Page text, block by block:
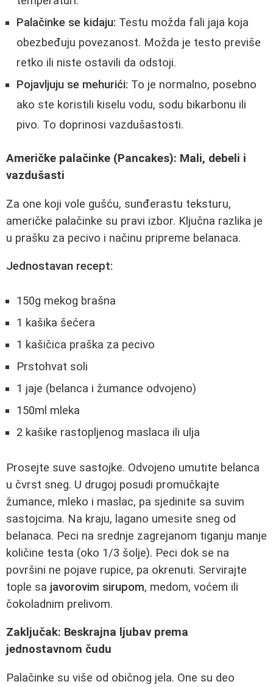
Palačinke se kidaju: Testu možda fali jaja koja
obezbeđuju povezanost. Možda je testo previše
retko ili niste ostavili da odstoji.
Pojavljuju se mehurići: To je normalno, posebno
ako ste koristili kiselu vodu, sodu bikarbonu ili
pivo. To doprinosi vazdušastosti.
Američke palačinke (Pancakes): Mali, debeli i
vazdušasti
Za one koji vole gušću, sunđerastu teksturu,
američke palačinke su pravi izbor. Ključna razlika je
u prašku za pecivo i načinu pripreme belanaca.
Jednostavan recept:
150g mekog brašna
1 kašika šećera
1 kašičica praška za pecivo
Prstohvat soli
1 jaje (belanca i žumance odvojeno)
150ml mleka
2 kašike rastopljenog maslaca ili ulja
Prosejte suve sastojke. Odvojeno umutite belanca
u čvrst sneg. U drugoj posudi promučkajte
žumance, mleko i maslac, pa sjedinite sa suvim
sastojcima. Na kraju, lagano umesite sneg od
belanaca. Peci na srednje zagrejanom tiganju manje
količine testa (oko 1/3 šolje). Peci dok se na
površini ne pojave rupice, pa okrenuti. Servirajte
tople sa javorovim sirupom, medom, voćem ili
čokoladnim prelivom.
Zaključak: Beskrajna ljubav prema
jednostavnom čudu
Palačinke su više od običnog jela. One su deo